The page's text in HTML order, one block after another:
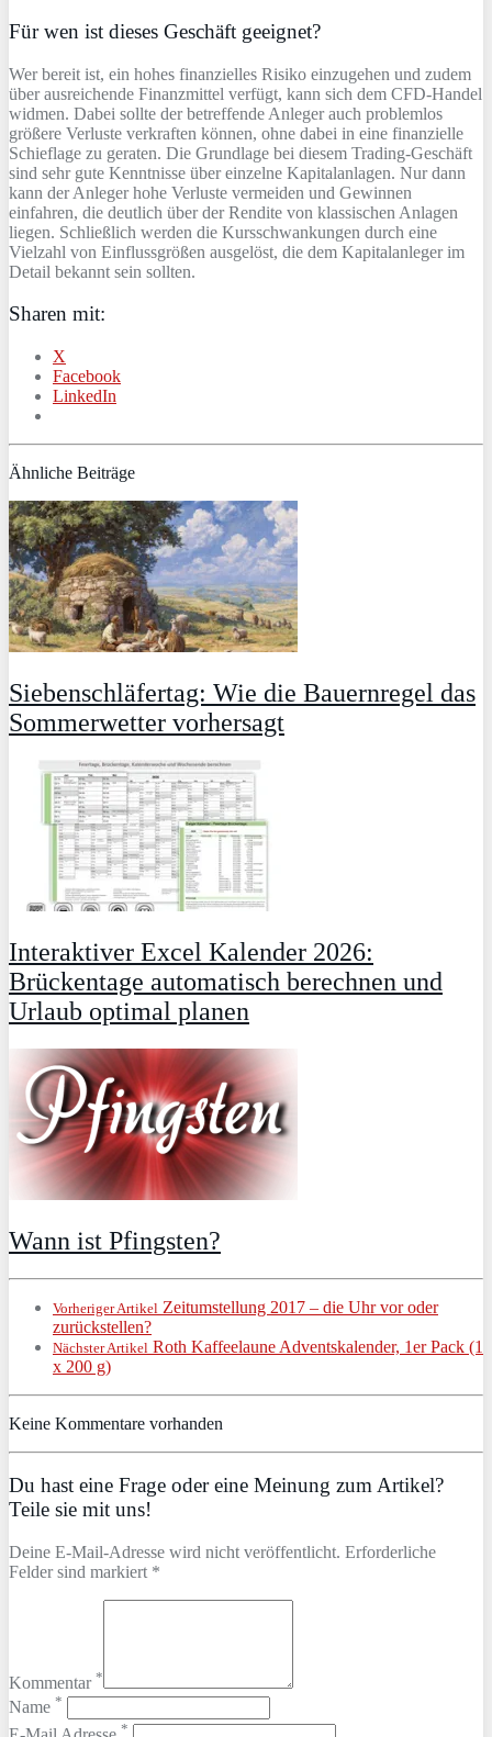
Für wen ist dieses Geschäft geeignet?
Wer bereit ist, ein hohes finanzielles Risiko einzugehen und zudem
über ausreichende Finanzmittel verfügt, kann sich dem CFD-Handel
widmen. Dabei sollte der betreffende Anleger auch problemlos
größere Verluste verkraften können, ohne dabei in eine finanzielle
Schieflage zu geraten. Die Grundlage bei diesem Trading-Geschäft
sind sehr gute Kenntnisse über einzelne Kapitalanlagen. Nur dann
kann der Anleger hohe Verluste vermeiden und Gewinnen
einfahren, die deutlich über der Rendite von klassischen Anlagen
liegen. Schließlich werden die Kursschwankungen durch eine
Vielzahl von Einflussgrößen ausgelöst, die dem Kapitalanleger im
Detail bekannt sein sollten.
Sharen mit:
X
Facebook
LinkedIn
Ähnliche Beiträge
Siebenschläfertag: Wie die Bauernregel das
Sommerwetter vorhersagt
Interaktiver Excel Kalender 2026:
Brückentage automatisch berechnen und
Urlaub optimal planen
Wann ist Pfingsten?
Vorheriger Artikel Zeitumstellung 2017 – die Uhr vor oder
zurückstellen?
Nächster Artikel Roth Kaffeelaune Adventskalender, 1er Pack (1
x 200 g)
Keine Kommentare vorhanden
Du hast eine Frage oder eine Meinung zum Artikel?
Teile sie mit uns!
Deine E-Mail-Adresse wird nicht veröffentlicht. Erforderliche
Felder sind markiert *
Kommentar *
Name *
*